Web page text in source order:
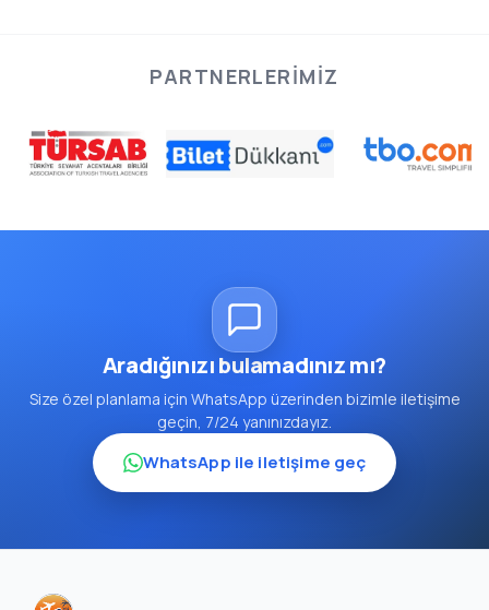
PARTNERLERIMIZ
Aradığınızı bulamadınız mı?
Size özel planlama için WhatsApp üzerinden bizimle iletişime
geçin, 7/24 yanınızdayız.
WhatsApp ile iletişime geç